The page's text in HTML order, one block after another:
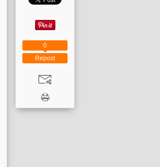
Repost
0